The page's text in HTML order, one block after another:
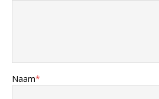
Naam*